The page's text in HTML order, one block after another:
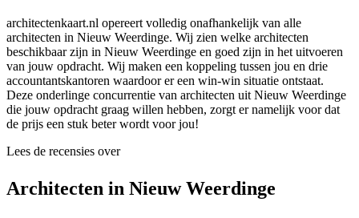
architectenkaart.nl opereert volledig onafhankelijk van alle
architecten in Nieuw Weerdinge. Wij zien welke architecten
beschikbaar zijn in Nieuw Weerdinge en goed zijn in het uitvoeren
van jouw opdracht. Wij maken een koppeling tussen jou en drie
accountantskantoren waardoor er een win-win situatie ontstaat.
Deze onderlinge concurrentie van architecten uit Nieuw Weerdinge
die jouw opdracht graag willen hebben, zorgt er namelijk voor dat
de prijs een stuk beter wordt voor jou!
Lees de recensies over
Architecten in Nieuw Weerdinge